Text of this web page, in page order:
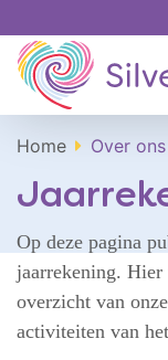
Home Over ons
Op deze pagina
jaarrekening.
overzicht van
activiteiten van